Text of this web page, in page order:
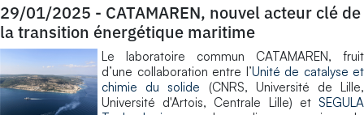
29/01/2025 - CATAMAREN, nouvel acteur clé de
la transition énergétique maritime
Le laboratoire commun CATAMAREN, fruit
d’une collaboration entre l’Unité de catalyse et
chimie du solide (CNRS, Université de Lille,
Université d'Artois, Centrale Lille) et SEGULA